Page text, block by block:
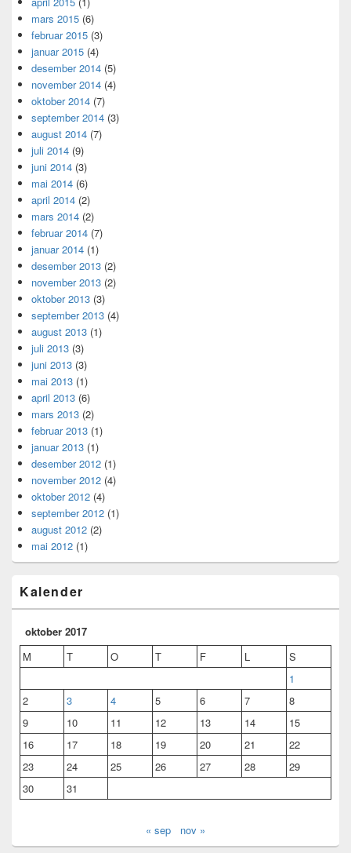
mars 2015 (6)
februar 2015 (3)
januar 2015 (4)
desember 2014 (5)
november 2014 (4)
oktober 2014 (7)
september 2014 (3)
august 2014 (7)
juli 2014 (9)
juni 2014 (3)
mai 2014 (6)
april 2014 (2)
mars 2014 (2)
februar 2014 (7)
januar 2014 (1)
desember 2013 (2)
november 2013 (2)
oktober 2013 (3)
september 2013 (4)
august 2013 (1)
juli 2013 (3)
juni 2013 (3)
mai 2013 (1)
april 2013 (6)
mars 2013 (2)
februar 2013 (1)
januar 2013 (1)
desember 2012 (1)
november 2012 (4)
oktober 2012 (4)
september 2012 (1)
august 2012 (2)
mai 2012 (1)
Kalender
oktober 2017
M
T O T F L
S
1
2
3 4 5 6 7
8
9
10 11 12 13 14
15
16
17 18 19 20 21
22
23
24 25 26 27 28
29
30
31
« sep nov »